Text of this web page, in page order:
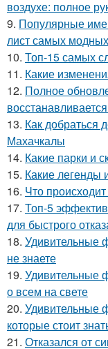
воздухе: полное
9. Популярные
лист самых
10. Топ-15 самых
11. Какие
12. Полное
13. Как добраться
Махачкалы
14. Какие парки и
15. Какие
16. Что
17. Топ-5
для быстрого
18. Удивительные
не знаете
19. Удивительные
о всем на свете
20. Удивительные
которые стоит
21. Отказался от